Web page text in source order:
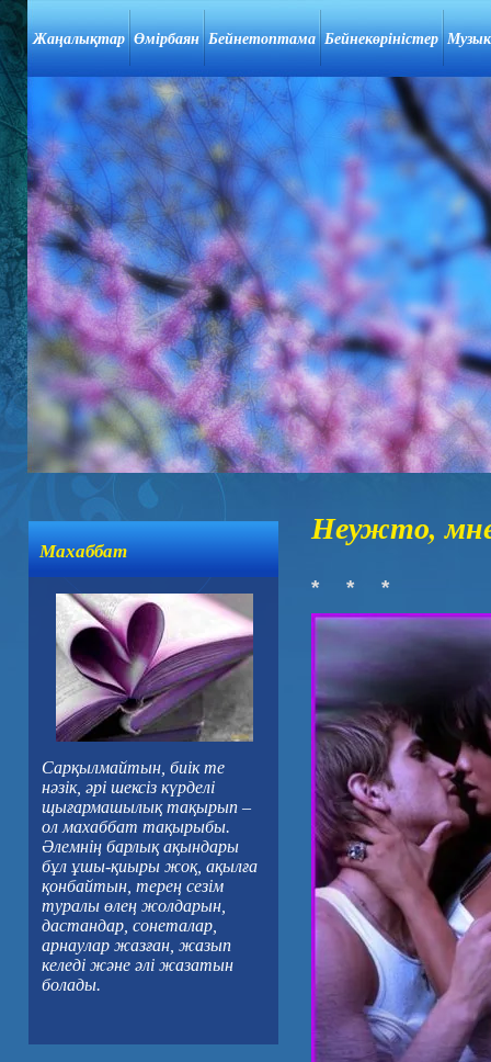
Жаңалықтар Өмірбаян Бейнетоптама Бейнекөріністер
Махаббат
Сарқылмайтын, биік те
нәзік, әрі шексіз күрделі
щығармашылық тақырып –
ол махаббат тақырыбы.
Әлемнің барлық ақындары
бұл ұшы-қиыры жоқ, ақылға
қонбайтын, терең сезім
туралы өлең жолдарын,
дастандар, сонеталар,
арнаулар жазған, жазып
келеді және әлі жазатын
болады.
Неужто, мне
* * *